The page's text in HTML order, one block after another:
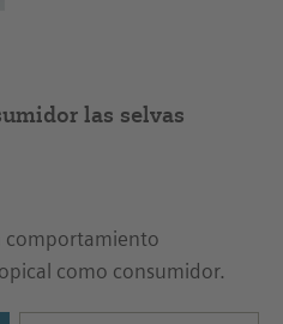
las selvas
comportamiento
como consumidor.